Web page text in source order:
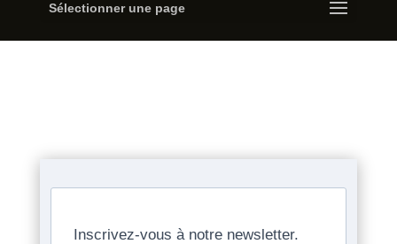
Sélectionner une page
Inscrivez-vous à notre newsletter.